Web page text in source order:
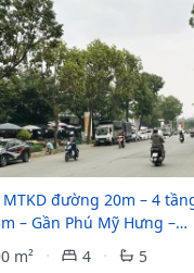
đường 20m – 4
– Gần Phú Mỹ Hưng –…
m² 4
5